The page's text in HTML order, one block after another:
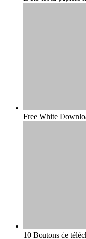
Free White
10 Boutons de